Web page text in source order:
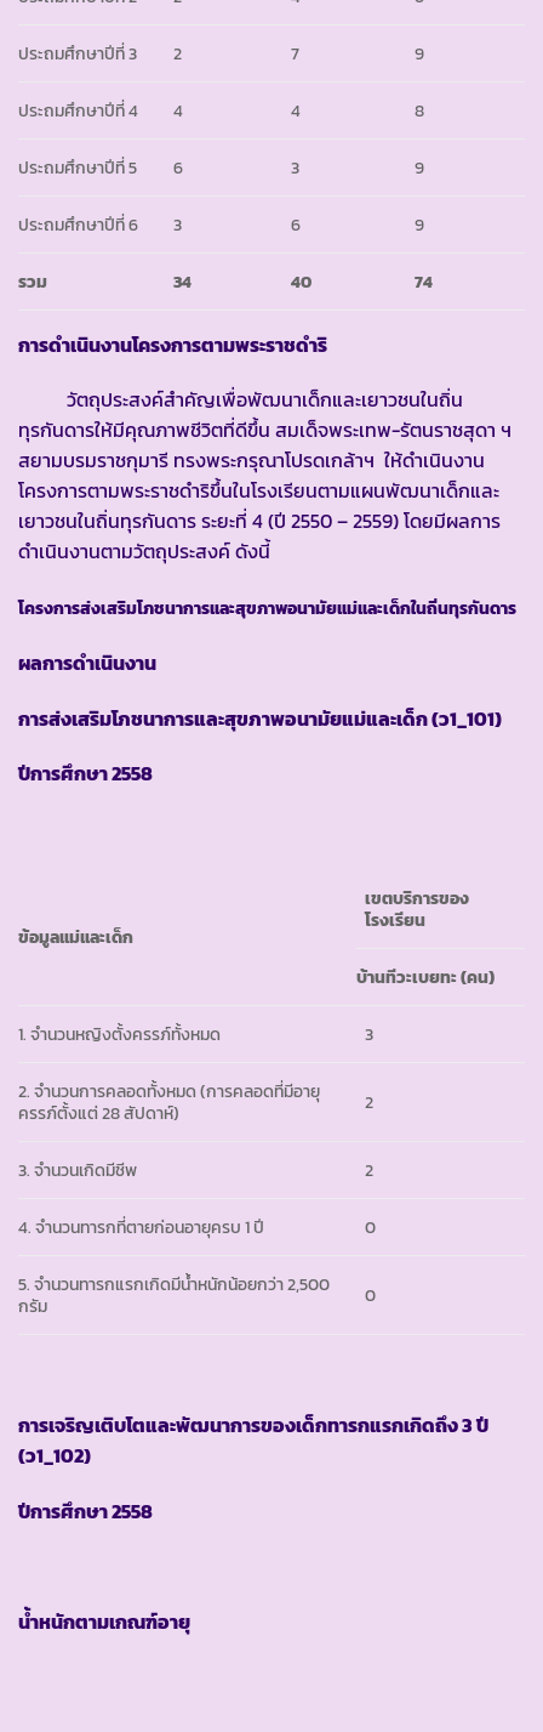
ประถมศึกษาปีที่ 3 2 7 9
ประถมศึกษาปีที่ 4 4 4 8
ประถมศึกษาปีที่ 5 6 3 9
ประถมศึกษาปีที่ 6 3 6 9
รวม 34 40 74
การดำเนินงานโครงการตามพระราชดำริ
วัตถุประสงค์สำคัญเพื่อพัฒนาเด็กและเยาวชนในถิ่น
ทุรกันดารให้มีคุณภาพชีวิตที่ดีขึ้น สมเด็จพระเทพ-รัตนราชสุดา ฯ
สยามบรมราชกุมารี ทรงพระกรุณาโปรดเกล้าฯ ให้ดำเนินงาน
โครงการตามพระราชดำริขึ้นในโรงเรียนตามแผนพัฒนาเด็กและ
เยาวชนในถิ่นทุรกันดาร ระยะที่ 4 (ปี 2550 – 2559) โดยมีผลการ
ดำเนินงานตามวัตถุประสงค์ ดังนี้
โครงการส่งเสริมโภชนาการและสุขภาพอนามัยแม่และเด็กในถิ่นทุรกันดาร
ผลการดำเนินงาน
การส่งเสริมโภชนาการและสุขภาพอนามัยแม่และเด็ก(ว1_101)
ปีการศึกษา2558
ข้อมูลแม่และเด็ก
เขตบริการของ
โรงเรียน
บ้านทีวะเบยทะ(คน)
1. จำนวนหญิงตั้งครรภ์ทั้งหมด 3
2. จำนวนการคลอดทั้งหมด (การคลอดที่มีอายุ
ครรภ์ตั้งแต่ 28 สัปดาห์)
2
3. จำนวนเกิดมีชีพ 2
4. จำนวนทารกที่ตายก่อนอายุครบ 1 ปี 0
5. จำนวนทารกแรกเกิดมีน้ำหนักน้อยกว่า 2,500
กรัม
0
การเจริญเติบโตและพัฒนาการของเด็กทารกแรกเกิดถึง3 ปี
(ว1_102)
ปีการศึกษา2558
น้ำหนักตามเกณฑ์อายุ